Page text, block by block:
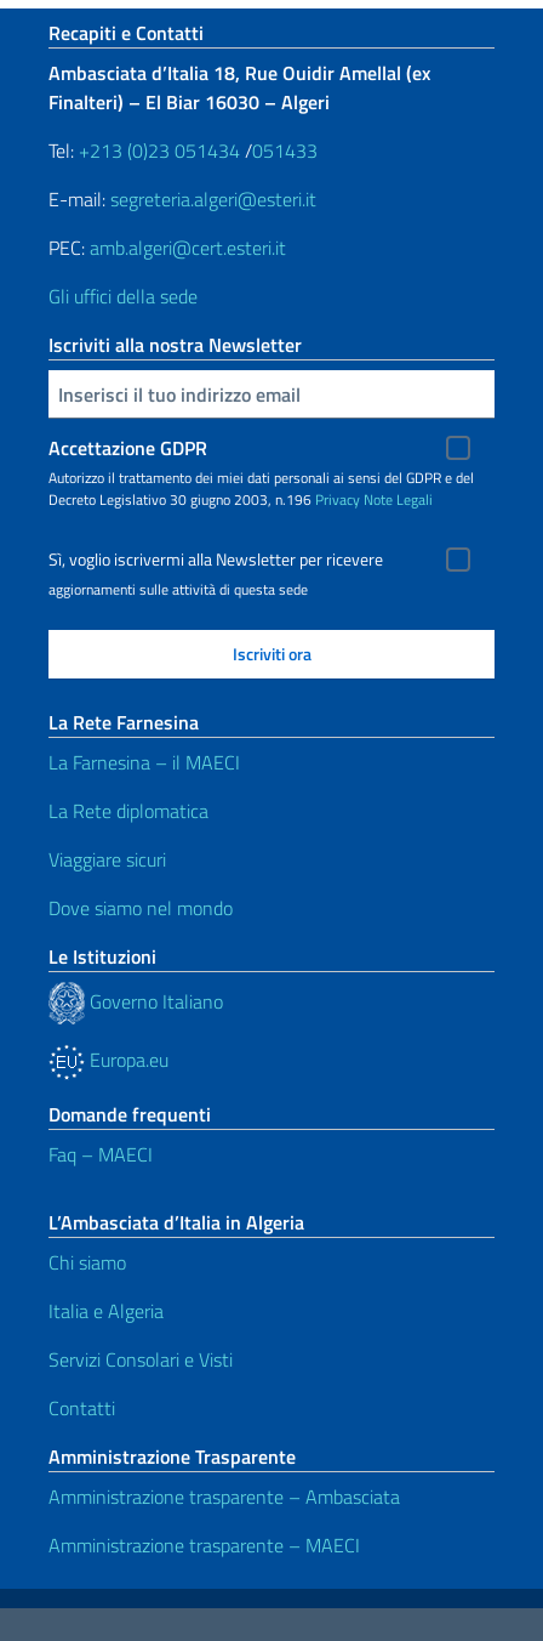
Sezione footer
Recapiti e Contatti
Ambasciata d’Italia 18, Rue Ouidir Amellal (ex
Finalteri) – El Biar 16030 – Algeri
Tel: +213 (0)23 051434/051433
E-mail:segreteria.algeri@esteri.it
PEC:amb.algeri@cert.esteri.it
Gli uffici della sede
Iscriviti alla nostra Newsletter
Inserisci la tua email
Accettazione GDPR
Autorizzo il trattamento dei miei dati personali ai sensi del GDPR e del
Decreto Legislativo 30 giugno 2003, n.196 Privacy Note Legali
Sì, voglio iscrivermi alla Newsletter per ricevere
aggiornamenti sulle attività di questa sede
La Rete Farnesina
La Farnesina – il MAECI
La Rete diplomatica
Viaggiare sicuri
Dove siamo nel mondo
Le Istituzioni
Governo Italiano
Europa.eu
Domande frequenti
Faq – MAECI
L’Ambasciata d’Italia in Algeria
Chi siamo
Italia e Algeria
Servizi Consolari e Visti
Contatti
Amministrazione Trasparente
Amministrazione trasparente – Ambasciata
Amministrazione trasparente – MAECI
Link Utili